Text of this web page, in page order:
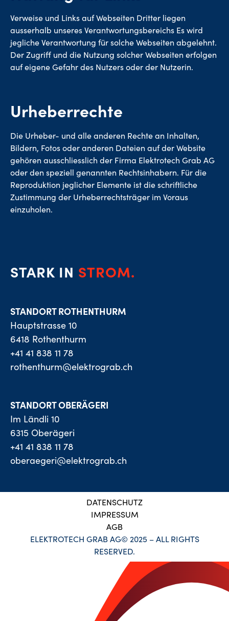
Verweise und Links auf Webseiten Dritter liegen
ausserhalb unseres Verantwortungsbereichs Es wird
jegliche Verantwortung für solche Webseiten abgelehnt.
Der Zugriff und die Nutzung solcher Webseiten erfolgen
auf eigene Gefahr des Nutzers oder der Nutzerin.
Urheberrechte
Die Urheber- und alle anderen Rechte an Inhalten,
Bildern, Fotos oder anderen Dateien auf der Website
gehören ausschliesslich der Firma Elektrotech Grab AG
oder den speziell genannten Rechtsinhabern. Für die
Reproduktion jeglicher Elemente ist die schriftliche
Zustimmung der Urheberrechtsträger im Voraus
einzuholen.
STARK IN STROM.
STANDORT ROTHENTHURM
Hauptstrasse 10
6418 Rothenthurm
+41 41 838 11 78
rothenthurm@elektrograb.ch
STANDORT OBERÄGERI
Im Ländli 10
6315 Oberägeri
+41 41 838 11 78
oberaegeri@elektrograb.ch
DATENSCHUTZ
IMPRESSUM
AGB
ELEKTROTECH GRAB AG© 2025 – ALL RIGHTS
RESERVED.